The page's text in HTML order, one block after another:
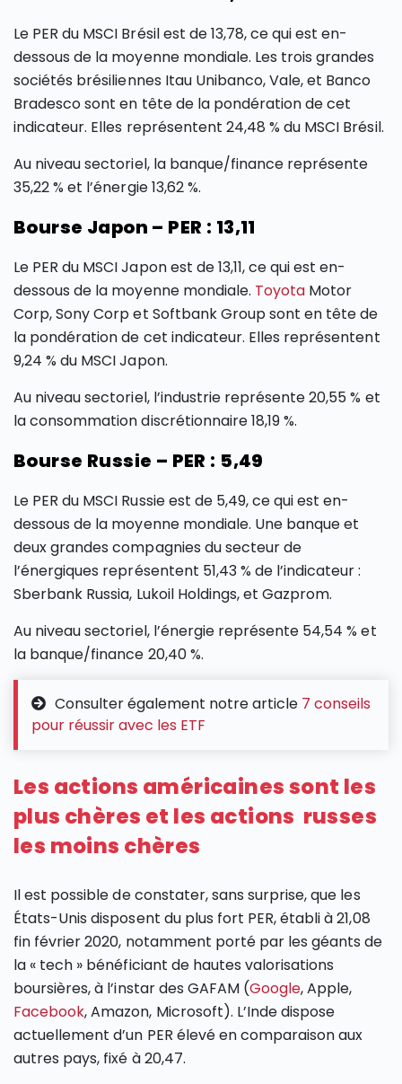
Le PER du MSCI Brésil est de 13,78, ce qui est en-
dessous de la moyenne mondiale. Les trois grandes
sociétés brésiliennes Itau Unibanco, Vale, et Banco
Bradesco sont en tête de la pondération de cet
indicateur. Elles représentent 24,48 % du MSCI Brésil.
Au niveau sectoriel, la banque/finance représente
35,22 % et l’énergie 13,62 %.
Bourse Japon – PER : 13,11
Le PER du MSCI Japon est de 13,11, ce qui est en-
dessous de la moyenne mondiale. Toyota Motor
Corp, Sony Corp et Softbank Group sont en tête de
la pondération de cet indicateur. Elles représentent
9,24 % du MSCI Japon.
Au niveau sectoriel, l’industrie représente 20,55 % et
la consommation discrétionnaire 18,19 %.
Bourse Russie – PER : 5,49
Le PER du MSCI Russie est de 5,49, ce qui est en-
dessous de la moyenne mondiale. Une banque et
deux grandes compagnies du secteur de
l’énergiques représentent 51,43 % de l’indicateur :
Sberbank Russia, Lukoil Holdings, et Gazprom.
Au niveau sectoriel, l’énergie représente 54,54 % et
la banque/finance 20,40 %.
Consulter également notre article 7 conseils
pour réussir avec les ETF
Les actions américaines sont les
plus chères et les actions russes
les moins chères
Il est possible de constater, sans surprise, que les
États-Unis disposent du plus fort PER, établi à 21,08
fin février 2020, notamment porté par les géants de
la « tech » bénéficiant de hautes valorisations
boursières, à l’instar des GAFAM (Google, Apple,
Facebook, Amazon, Microsoft). L’Inde dispose
actuellement d’un PER élevé en comparaison aux
autres pays, fixé à 20,47.